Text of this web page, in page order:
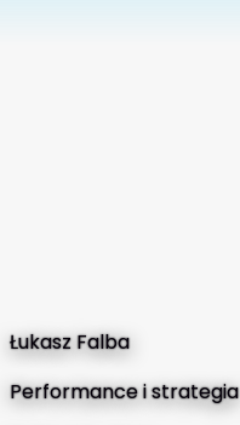
Łukasz Falba
Performance i strategia